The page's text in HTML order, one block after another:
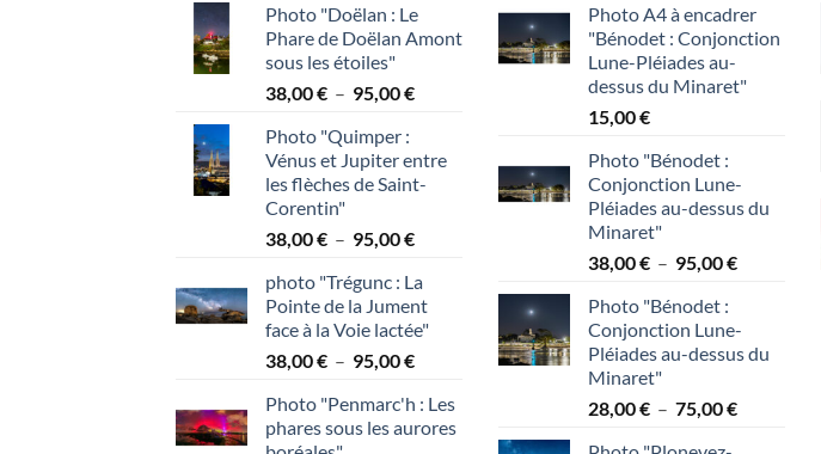
Photo "Doëlan : Le
Phare de Doëlan Amont
sous les étoiles"
38,00€ – 95,00€Plage
38,00 €
à
Photo "Quimper :
Vénus et Jupiter entre
les flèches de Saint-
Corentin"
38,00€ – 95,00€Plage
prix :
38,00 €
à
95,00 €
photo "Trégunc : La
Pointe de la Jument
face à la Voie lactée"
38,00€ – 95,00€Plage
prix :
38,00 €
Photo "Penmarc'h : Les
phares sous les aurores
Photo A4 à encadrer
"Bénodet : Conjonction
Lune-Pléiades au-
dessus du Minaret"
15,00€
Photo "Bénodet :
Conjonction Lune-
Pléiades au-dessus du
Minaret"
38,00€ – 95,00€Plage
38,00 €
à
Photo "Bénodet :
Conjonction Lune-
Pléiades au-dessus du
Minaret"
28,00€ – 75,00€Plage